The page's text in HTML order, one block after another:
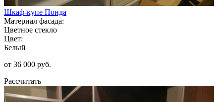
Шкаф-купе Понда
Материал фасада:
Цветное стекло
Цвет:
Белый
от 36 000 руб.
Рассчитать